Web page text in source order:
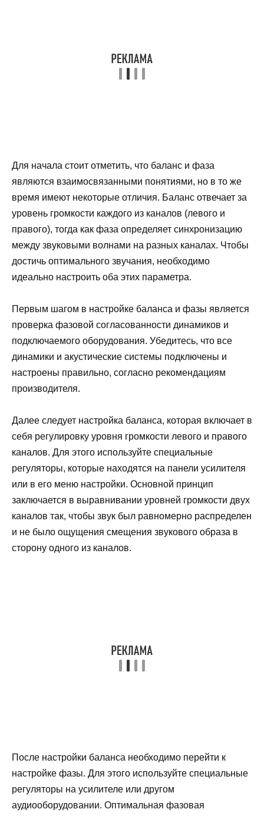
Для начала стоит отметить, что баланс и фаза
являются взаимосвязанными понятиями, но в то же
время имеют некоторые отличия. Баланс отвечает за
уровень громкости каждого из каналов (левого и
правого), тогда как фаза определяет синхронизацию
между звуковыми волнами на разных каналах. Чтобы
достичь оптимального звучания, необходимо
идеально настроить оба этих параметра.
Первым шагом в настройке баланса и фазы является
проверка фазовой согласованности динамиков и
подключаемого оборудования. Убедитесь, что все
динамики и акустические системы подключены и
настроены правильно, согласно рекомендациям
производителя.
Далее следует настройка баланса, которая включает в
себя регулировку уровня громкости левого и правого
каналов. Для этого используйте специальные
регуляторы, которые находятся на панели усилителя
или в его меню настройки. Основной принцип
заключается в выравнивании уровней громкости двух
каналов так, чтобы звук был равномерно распределен
и не было ощущения смещения звукового образа в
сторону одного из каналов.
После настройки баланса необходимо перейти к
настройке фазы. Для этого используйте специальные
регуляторы на усилителе или другом
аудиооборудовании. Оптимальная фазовая